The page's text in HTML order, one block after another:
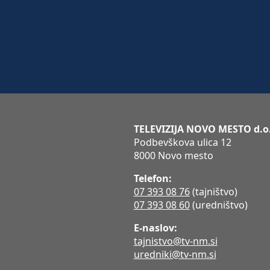
TELEVIZIJA NOVO MESTO
Podbevškova ulica 12
8000 Novo mesto
Telefon:
07 393 08 76(tajništvo)
07 393 08 60(uredništvo)
E-naslov:
tajnistvo@tv-nm.si
uredniki@tv-nm.si